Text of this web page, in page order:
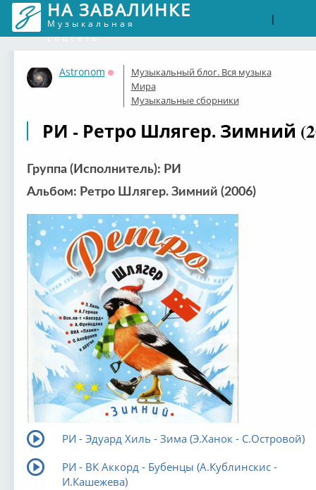
НА ЗАВАЛИНКЕ
Музыкальная
соцсеть
|
Astronom
Оффлайн
Музыкальный блог. Вся музыка
Мира
Музыкальные сборники
РИ - Ретро Шлягер. Зимний
Группа (Исполнитель): РИ
Альбом: Ретро Шлягер. Зимний (2006)
РИ - Эдуард Хиль - Зима (Э.Ханок - С.Островой)
РИ - ВК Аккорд - Бубенцы (А.Кублинскис -
И.Кашежева)